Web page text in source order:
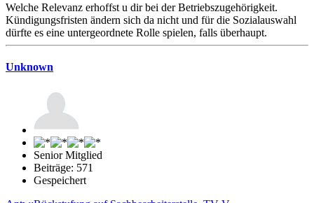
Welche Relevanz erhoffst u dir bei der Betriebszugehörigkeit.
Kündigungsfristen ändern sich da nicht und für die Sozialauswahl
dürfte es eine untergeordnete Rolle spielen, falls überhaupt.
Unknown
Senior Mitglied
Beiträge: 571
Gespeichert